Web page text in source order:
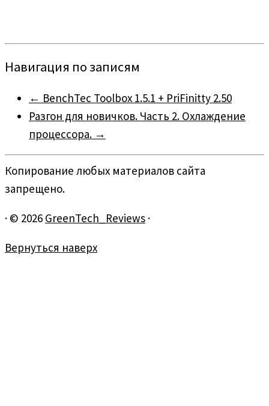
Навигация по записям
← BenchTec Toolbox 1.5.1 + PriFinitty 2.50
Разгон для новичков. Часть 2. Охлаждение
процессора. →
Копирование любых материалов сайта
запрещено.
· © 2026 GreenTech_Reviews ·
Вернуться наверх